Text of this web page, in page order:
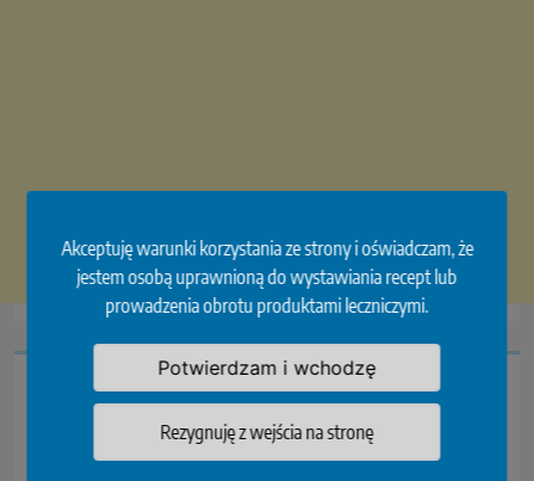
Akceptuję warunki korzystania ze strony i oświadczam, że
jestem osobą uprawnioną do wystawiania recept lub
prowadzenia obrotu produktami leczniczymi.
Potwierdzam i wchodzę
Rezygnuję z wejścia na stronę